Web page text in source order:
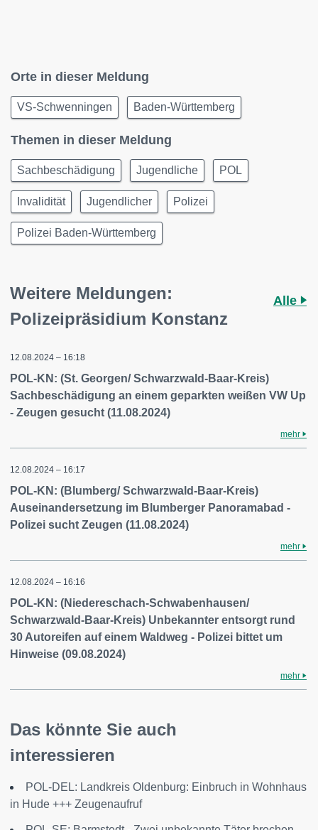
Orte in dieser Meldung
VS-Schwenningen Baden-Württemberg
Themen in dieser Meldung
Sachbeschädigung Jugendliche POL
Invalidität Jugendlicher Polizei
Polizei Baden-Württemberg
Weitere Meldungen:
Polizeipräsidium Konstanz
Alle
12.08.2024 – 16:18
POL-KN: (St. Georgen/ Schwarzwald-Baar-Kreis)
Sachbeschädigung an einem geparkten weißen VW Up
- Zeugen gesucht (11.08.2024)
mehr
12.08.2024 – 16:17
POL-KN: (Blumberg/ Schwarzwald-Baar-Kreis)
Auseinandersetzung im Blumberger Panoramabad -
Polizei sucht Zeugen (11.08.2024)
mehr
12.08.2024 – 16:16
POL-KN: (Niedereschach-Schwabenhausen/
Schwarzwald-Baar-Kreis) Unbekannter entsorgt rund
30 Autoreifen auf einem Waldweg - Polizei bittet um
Hinweise (09.08.2024)
mehr
Das könnte Sie auch
interessieren
POL-DEL: Landkreis Oldenburg: Einbruch in Wohnhaus
in Hude +++ Zeugenaufruf